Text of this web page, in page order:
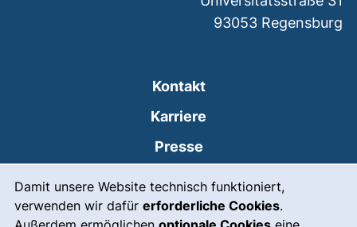
Damit unsere Website technisch funktioniert,
verwenden wir dafür erforderliche Cookies.
Kontakt
Karriere
Presse
Leichte Sprache
93053 Regensburg